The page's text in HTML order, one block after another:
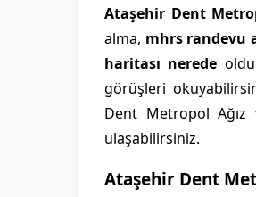
Ataşehir Dent
alma, mhrs randevu
haritası nerede
görüşleri
Dent Metropol Ağız
ulaşabilirsiniz.
Ataşehir Dent